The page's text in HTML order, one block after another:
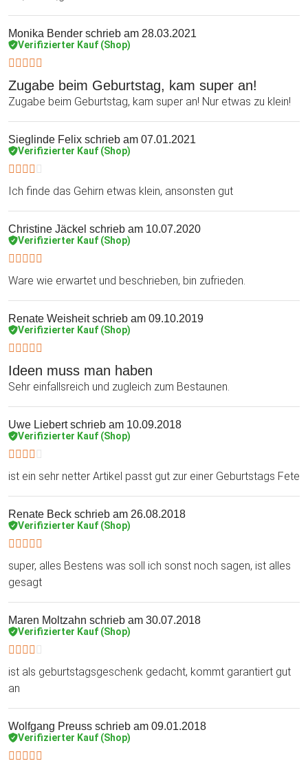
Monika Bender schrieb am 28.03.2021
Verifizierter Kauf (Shop)
Zugabe beim Geburtstag, kam super an!
Zugabe beim Geburtstag, kam super an! Nur etwas zu klein!
Sieglinde Felix schrieb am 07.01.2021
Verifizierter Kauf (Shop)
Ich finde das Gehirn etwas klein, ansonsten gut
Christine Jäckel schrieb am 10.07.2020
Verifizierter Kauf (Shop)
Ware wie erwartet und beschrieben, bin zufrieden.
Renate Weisheitschrieb am 09.10.2019
Verifizierter Kauf (Shop)
Ideen muss man haben
Sehr einfallsreich und zugleich zum Bestaunen.
Uwe Liebertschrieb am 10.09.2018
Verifizierter Kauf (Shop)
ist ein sehr netter Artikel passt gut zur einer Geburtstags Fete
Renate Beck schrieb am 26.08.2018
Verifizierter Kauf (Shop)
super, alles Bestens was soll ich sonst noch sagen, ist alles
gesagt
Maren Moltzahn schrieb am 30.07.2018
Verifizierter Kauf (Shop)
ist als geburtstagsgeschenk gedacht, kommt garantiert gut
an
Wolfgang Preuss schrieb am 09.01.2018
Verifizierter Kauf (Shop)